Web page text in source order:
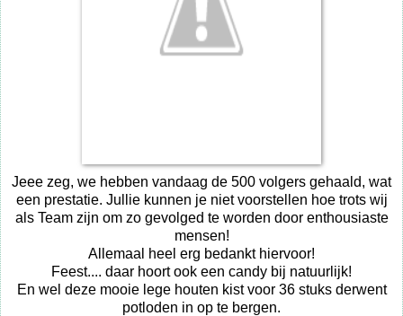
Jeee zeg, we hebben vandaag de 500 volgers gehaald, wat
een prestatie. Jullie kunnen je niet voorstellen hoe trots wij
als Team zijn om zo gevolged te worden door enthousiaste
mensen!
Allemaal heel erg bedankt hiervoor!
Feest.... daar hoort ook een candy bij natuurlijk!
En wel deze mooie lege houten kist voor 36 stuks derwent
potloden in op te bergen.